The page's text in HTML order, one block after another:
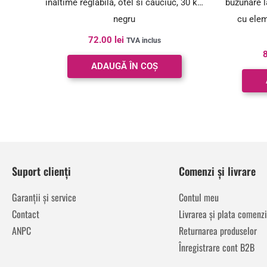
inaltime reglabila, otel si cauciuc, 30 kg,
negru
72.00 lei TVA inclus
ADAUGĂ ÎN COȘ
buzunare
cu
Suport clienți
Garanții și service
Contact
ANPC
Comenzi și livrare
Contul meu
Livrarea și plata
Returnarea produselor
Înregistrare cont B2B